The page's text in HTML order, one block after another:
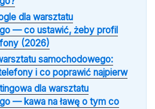
dla warsztatu
— co ustawić, żeby profil
(2026)
samochodowego:
i co poprawić najpierw
dla warsztatu
— kawa na ławę o tym co